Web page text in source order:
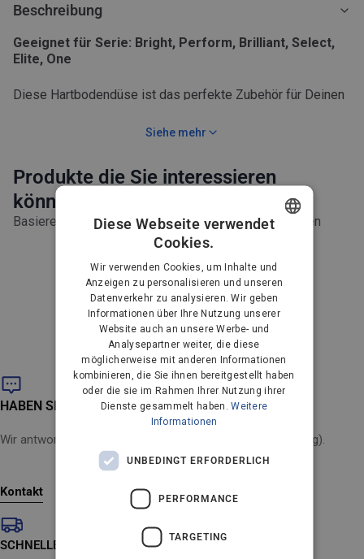
Beschreibung
Geeignet für Serie: Bright, Perform, Brilliant, Select,
Elite, One
Diese Hartbodendüse ist das perfekte Zubehör für Deinen
aufstecken und ermöglicht eine schonende, aber dennoch
ermöglicht.
Sanfte Reinigung – Die Naturhaarborsten dieser Düse
gleiten sanft über Hartböden.
Einfache Montage – Wird einfach auf das Rohr des
Staubsaugers aufgesteckt.
Sauge das ganze Haus – Jetzt kannst du die gleiche
Reinigungsqualität wie beim Staubsaugen von Teppichen
auf Hartböden erzielen.
Siehe mehr
Produkte die Sie interessieren
könnten
Basierend auf dem, was andere Kunden gekauft haben
Unable to load recommendations
HABEN SIE EINE FRAGE?
Wir antworten innerhalb von 24 Stunden (Montag bis Freitag).
Kontakt
SCHNELLE LIEFERUNG
GERMAN
DUTCH
FRENCH
FINNISH
NORWEGIAN
PORTUGUESE
ENGLISH
Diese Webseite verwendet
Cookies.
Wir verwenden Cookies, um Inhalte und
Anzeigen zu personalisieren und unseren
Datenverkehr zu analysieren. Wir geben
Informationen über Ihre Nutzung unserer
Website auch an unsere Werbe- und
Analysepartner weiter, die diese
möglicherweise mit anderen Informationen
kombinieren, die Sie ihnen bereitgestellt haben
oder die sie im Rahmen Ihrer Nutzung ihrer
Dienste gesammelt haben. Weitere
Informationen
UNBEDINGT ERFORDERLICH
PERFORMANCE
TARGETING